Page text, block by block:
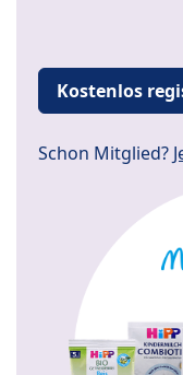
Kostenlos
Schon Mitglied?